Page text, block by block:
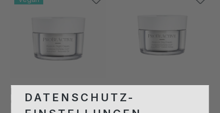
Probiotic Night
Cream
Probiotic Day Cream
DATENSCHUTZ-